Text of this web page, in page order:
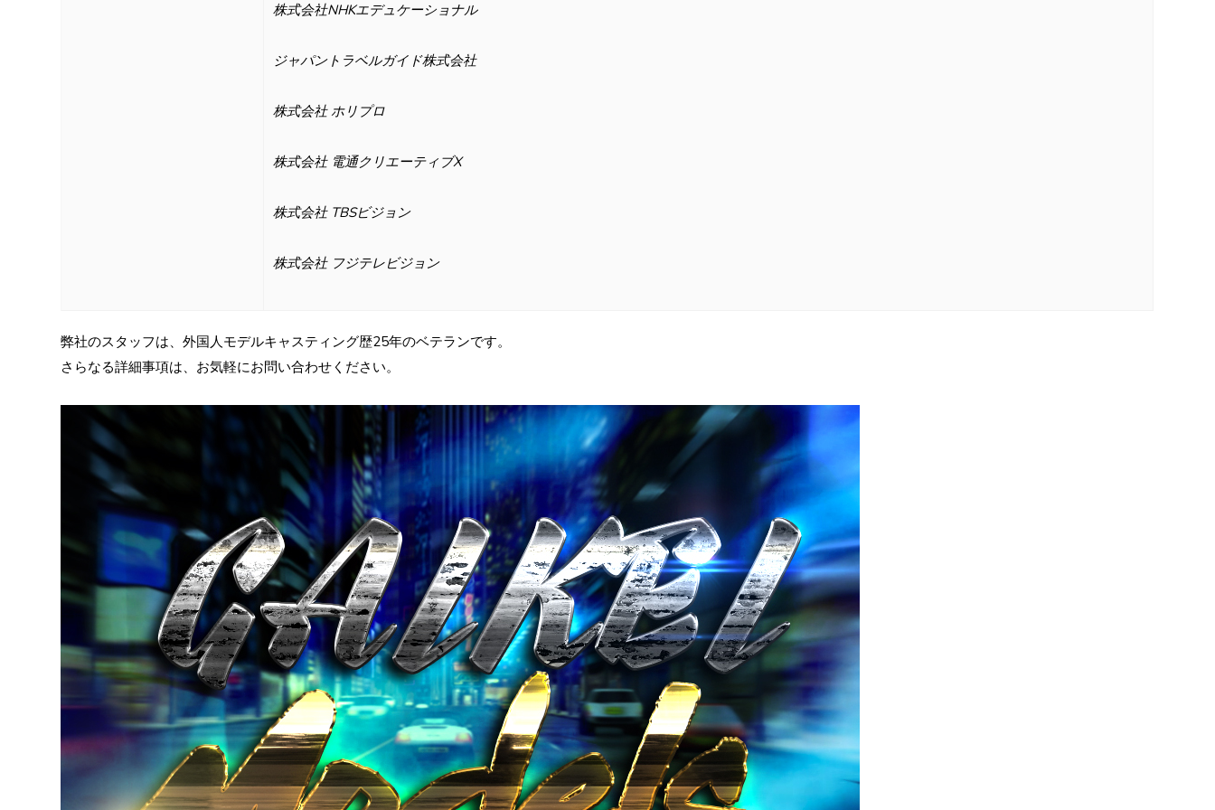
株式会社NHKエデュケーショナル
ジャパントラベルガイド株式会社
株式会社 ホリプロ
株式会社 電通クリエーティブX
株式会社 TBSビジョン
株式会社 フジテレビジョン
弊社のスタッフは、外国人モデルキャスティング歴25年のベテランです。
さらなる詳細事項は、お気軽にお問い合わせください。